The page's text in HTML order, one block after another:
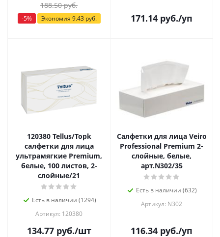
188.50руб.
-5% Экономия 9.43руб. 171.14 руб./уп
120380 Tellus/Toрk
салфетки для лица
ультрамягкие Premium,
белые, 100 листов, 2-
слойные/21
Есть в наличии (1294)
Артикул: 120380
134.77руб./шт
Салфетки для лица Veiro
Professional Premium 2-
слойные, белые,
арт.N302/35
Есть в наличии (632)
Артикул: N302
116.34 руб./уп